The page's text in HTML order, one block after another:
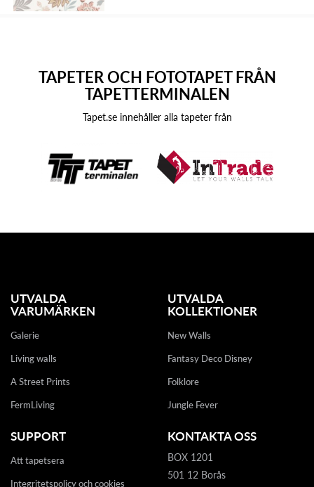
TAPETER OCH FOTOTAPET FRÅN
TAPETTERMINALEN
Tapet.se innehåller alla tapeter från
UTVALDA
VARUMÄRKEN
Galerie
Living walls
A Street Prints
FermLiving
UTVALDA
KOLLEKTIONER
New Walls
Fantasy Deco Disney
Folklore
Jungle Fever
SUPPORT
Att tapetsera
Integritetspolicy och cookies
KONTAKTA OSS
BOX 1201
501 12 Borås